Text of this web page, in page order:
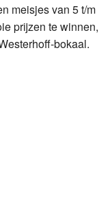
meisjes van 5 t/m
prijzen te winnen,
bokaal.